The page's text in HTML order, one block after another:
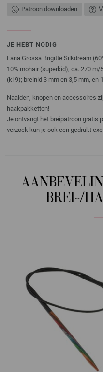
Patroon downloaden
JE HEBT NODIG
Lana Grossa Brigitte Silkdream
10% mohair (superkid), ca. 270
(kl 9); breinld 3 mm en 3,5 mm, en
Naalden, knopen en accessoires
haakpakketten!
Je ontvangt het breipatroon gratis
verzoek kun je ook een gedrukt
BREI-/